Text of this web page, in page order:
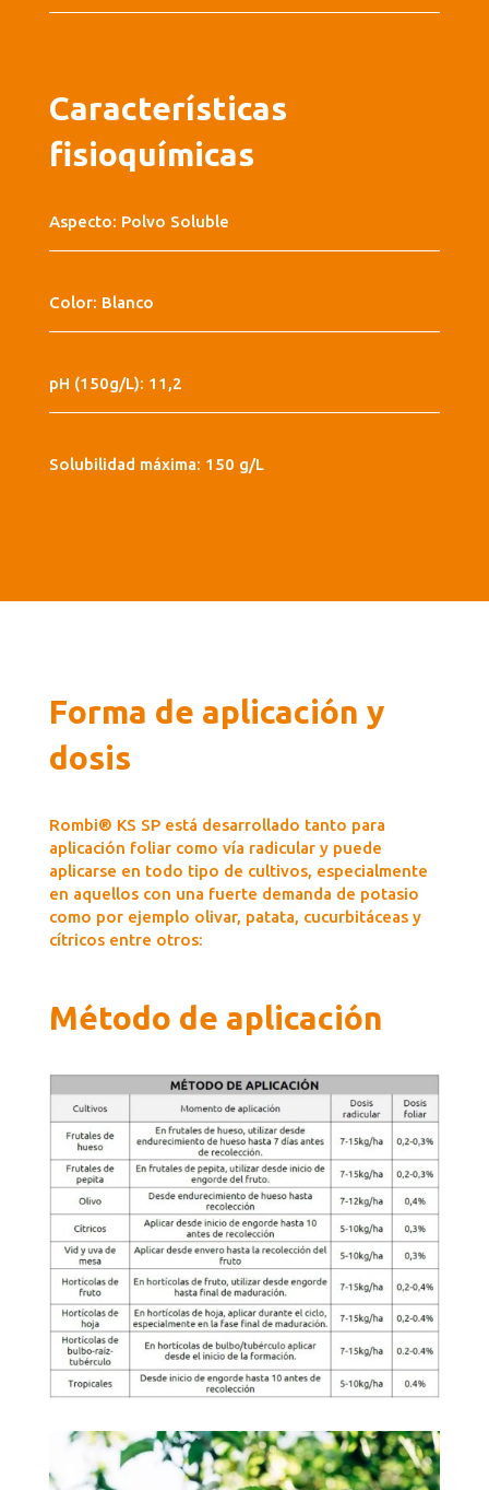
Características
fisioquímicas
Aspecto: Polvo Soluble
Color: Blanco
pH (150g/L): 11,2
Solubilidad máxima: 150 g/L
Forma de aplicación y
dosis
Rombi® KS SP está desarrollado tanto para
aplicación foliar como vía radicular y puede
aplicarse en todo tipo de cultivos, especialmente
en aquellos con una fuerte demanda de potasio
como por ejemplo olivar, patata, cucurbitáceas y
cítricos entre otros:
Método de aplicación